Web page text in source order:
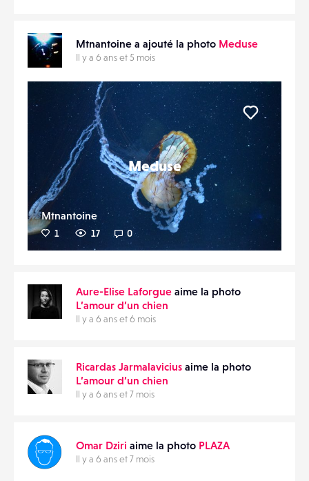
Mtnantoine a ajouté la photo Meduse
Il y a 6 ans et 5 mois
Meduse
Mtnantoine
1 17 0
Liker
Aure-Elise Laforgue aime la photo
L’amour d’un chien
Il y a 6 ans et 6 mois
Ricardas Jarmalavicius aime la photo
L’amour d’un chien
Il y a 6 ans et 7 mois
Omar Dziri aime la photo PLAZA
Il y a 6 ans et 7 mois